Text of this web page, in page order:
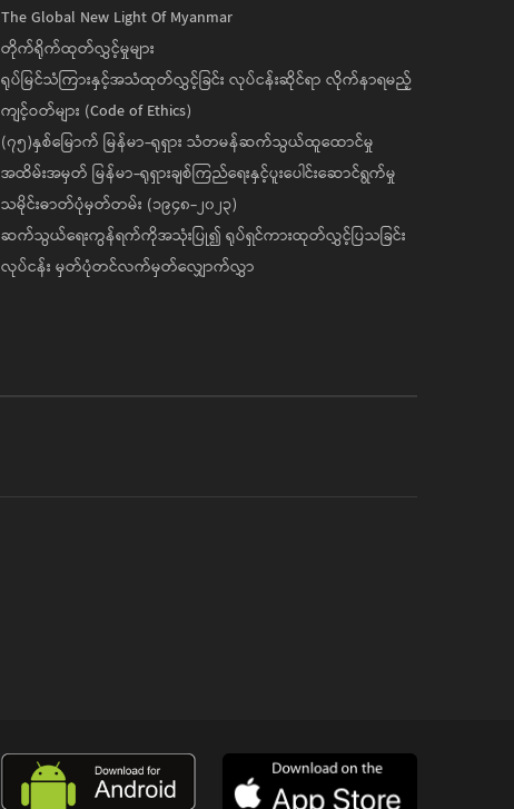
The Global New Light Of Myanmar
တိုက်ရိုက်ထုတ်လွှင့်မှုများ
ရုပ်မြင်သံကြားနှင့်အသံထုတ်လွှင့်ခြင်း လုပ်ငန်းဆိုင်ရာ လိုက်နာရမည့်
ကျင့်ဝတ်များ (Code of Ethics)
(၇၅)နှစ်မြောက် မြန်မာ-ရုရှား သံတမန်ဆက်သွယ်ထူထောင်မှု
အထိမ်းအမှတ် မြန်မာ-ရုရှားချစ်ကြည်ရေးနှင့်ပူးပေါင်းဆောင်ရွက်မှု
သမိုင်းဓာတ်ပုံမှတ်တမ်း (၁၉၄၈-၂၀၂၃)
ဆက်သွယ်ရေးကွန်ရက်ကိုအသုံးပြု၍ ရုပ်ရှင်ကားထုတ်လွှင့်ပြသခြင်း
လုပ်ငန်း မှတ်ပုံတင်လက်မှတ်လျှောက်လွှာ